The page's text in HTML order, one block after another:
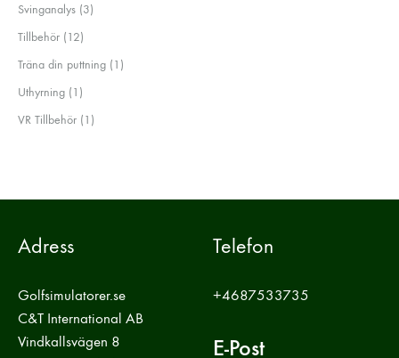
Svinganalys 33
Tillbehör 1212
Träna din puttning 1 1
Uthyrning 1 1
VR Tillbehör 1 1
Adress
Golfsimulatorer.se
C&T International AB
Vindkallsvägen 8
Telefon
+4687533735
E-Post